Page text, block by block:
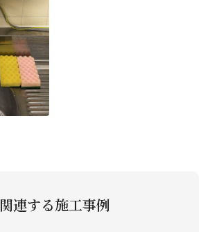
関連する施工事例